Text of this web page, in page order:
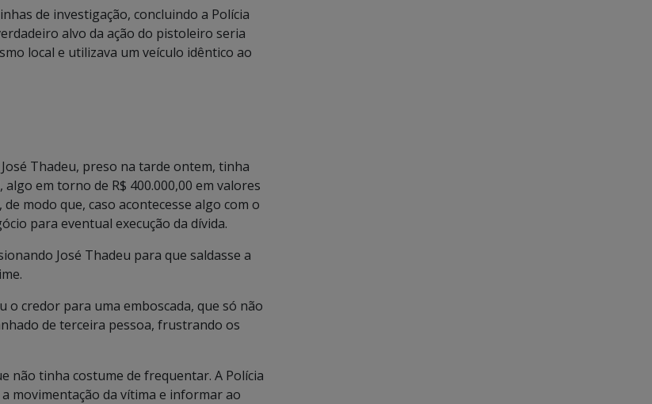
de investigação, concluindo a Polícia
alvo da ação do pistoleiro seria
local e utilizava um veículo idêntico ao
Thadeu, preso na tarde ontem, tinha
em torno de R$ 400.000,00 em valores
modo que, caso acontecesse algo com o
para eventual execução da dívida.
José Thadeu para que saldasse a
o credor para uma emboscada, que só não
de terceira pessoa, frustrando os
não tinha costume de frequentar. A Polícia
movimentação da vítima e informar ao